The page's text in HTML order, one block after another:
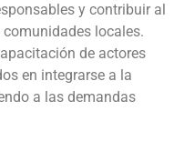
y contribuir al
locales.
de actores
en integrarse a la
a las demandas